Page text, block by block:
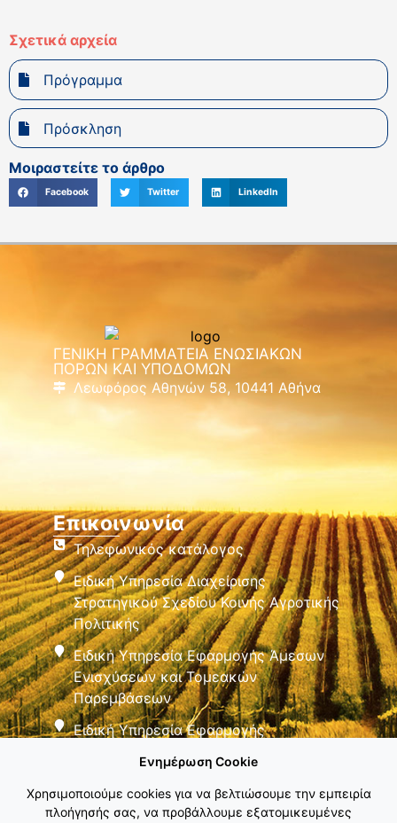
Σχετικά αρχεία
Πρόγραμμα
Πρόσκληση
Μοιραστείτε το άρθρο
Facebook Twitter LinkedIn
ΓΕΝΙΚΗ ΓΡΑΜΜΑΤΕΙΑ ΕΝΩΣΙΑΚΩΝ
ΠΟΡΩΝ ΚΑΙ ΥΠΟΔΟΜΩΝ
Λεωφόρος Αθηνών 58, 10441 Αθήνα
Επικοινωνία
Τηλεφωνικός κατάλογος
Ειδική Υπηρεσία Διαχείρισης
Στρατηγικού Σχεδίου Κοινής Αγροτικής
Πολιτικής
Ειδική Υπηρεσία Εφαρμογής Άμεσων
Ενισχύσεων και Τομεακών
Παρεμβάσεων
Ειδική Υπηρεσία Εφαρμογής
Ενημέρωση Cookie
Χρησιμοποιούμε cookies για να βελτιώσουμε την εμπειρία
πλοήγησής σας, να προβάλλουμε εξατομικευμένες